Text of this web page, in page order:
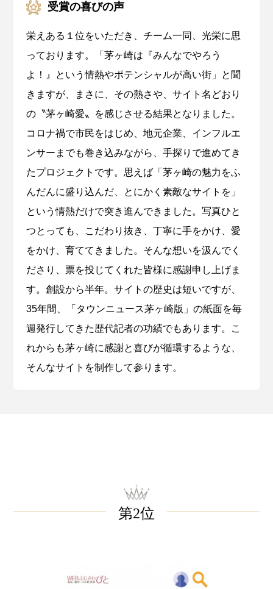
受賞の喜びの声
栄えある１位をいただき、チーム一同、光栄に思
っております。「茅ヶ崎は『みんなでやろう
よ！』という情熱やポテンシャルが高い街」と聞
きますが、まさに、その熱さや、サイト名どおり
の〝茅ヶ崎愛〟を感じさせる結果となりました。
コロナ禍で市民をはじめ、地元企業、インフルエ
ンサーまでも巻き込みながら、手探りで進めてき
たプロジェクトです。思えば「茅ヶ崎の魅力をふ
んだんに盛り込んだ、とにかく素敵なサイトを」
という情熱だけで突き進んできました。写真ひと
つとっても、こだわり抜き、丁寧に手をかけ、愛
をかけ、育ててきました。そんな想いを汲んでく
ださり、票を投じてくれた皆様に感謝申し上げま
す。創設から半年。サイトの歴史は短いですが、
35年間、「タウンニュース茅ヶ崎版」の紙面を毎
週発行してきた歴代記者の功績でもあります。こ
れからも茅ヶ崎に感謝と喜びが循環するような、
そんなサイトを制作して参ります。
第2位